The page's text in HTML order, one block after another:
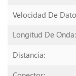
Velocidad De
Longitud De Onda:
Distancia: